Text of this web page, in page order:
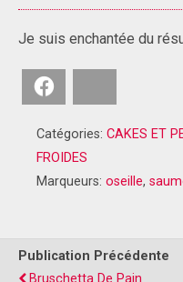
Je suis enchantée du
Catégories: CAKES ET
FROIDES
Marqueurs: oseille,
Publication Précédente
Bruschetta De Pain